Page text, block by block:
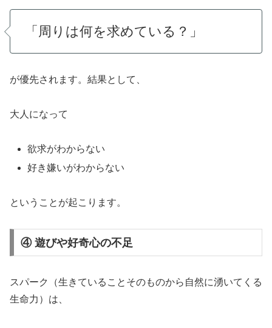
「周りは何を求めている？」
が優先されます。結果として、
大人になって
欲求がわからない
好き嫌いがわからない
ということが起こります。
④ 遊びや好奇心の不足
スパーク（生きていることそのものから自然に湧いてくる
生命力）は、